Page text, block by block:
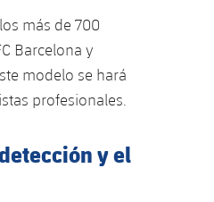
más de 700
Barcelona y
modelo se hará
profesionales.
y el